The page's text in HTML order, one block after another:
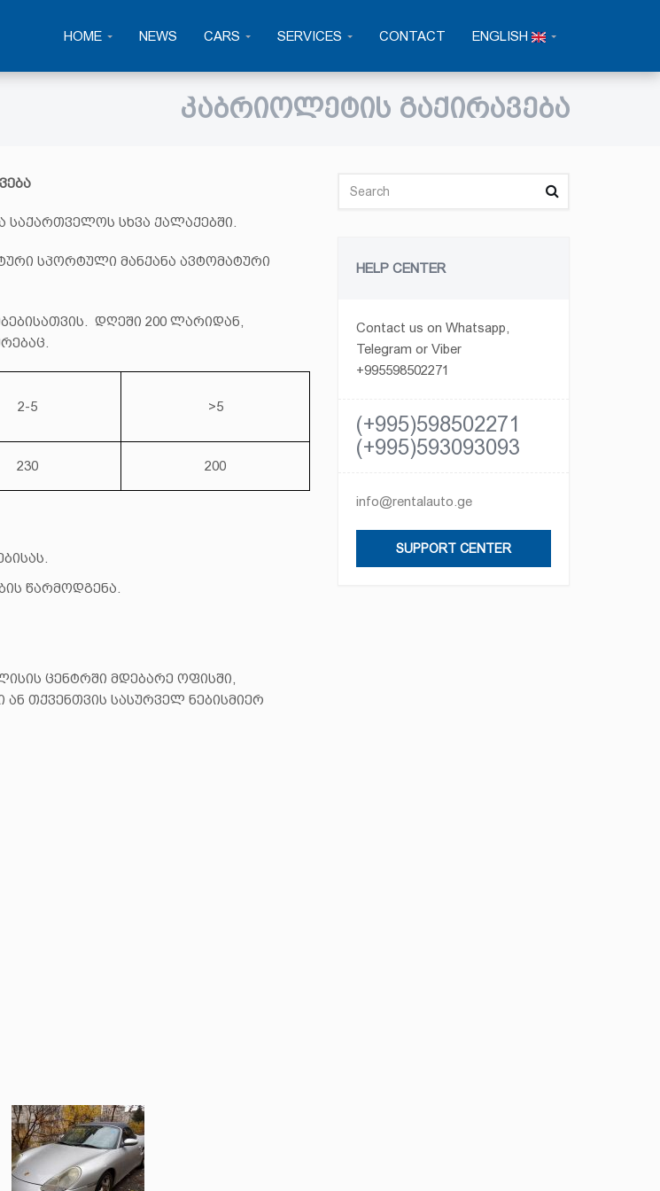
HOME NEWS CARS SERVICES CONTACT ENGLISH
ᲙᲐᲑᲠᲘᲝᲚᲔᲢᲘᲡ ᲒᲐᲥᲘᲠᲐᲕᲔᲑᲐ
საქართველოს სხვა ქალაქებში.
სპორტული მანქანა ავტომატური
დღეში 200 ლარიდან,
2-5 >5
230 200
წარმოდგენა.
ცენტრში მდებარე ოფისში,
თქვენთვის სასურველ ნებისმიერ
HELP CENTER
Contact us on Whatsapp,
Telegram or Viber
+995598502271
(+995)598502271
(+995)593093093
info@rentalauto.ge
SUPPORT CENTER